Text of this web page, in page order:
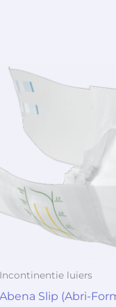
Incontinentie luiers
Abena Slip (Abri-